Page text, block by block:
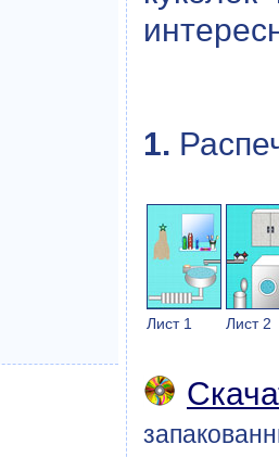
1.
Лист 1 Лист 2